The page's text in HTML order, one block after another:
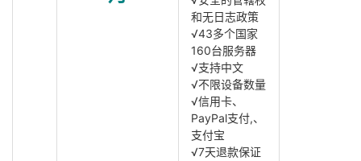
和无日志政策
√43多个国家
160台服务器
√支持中文
√不限设备数量
√信用卡、
PayPal支付,、
支付宝
√7天退款保证